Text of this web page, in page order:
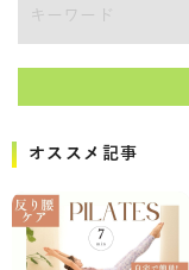
オススメ記事